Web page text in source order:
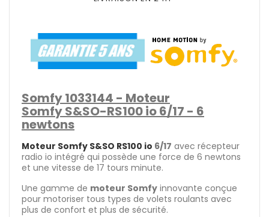
Somfy 1033144 - Moteur
Somfy S&SO-RS100 io 6/17 - 6
newtons
Moteur Somfy S&SO RS100 io 6/17 avec récepteur
radio io intégré qui possède une force de 6 newtons
et une vitesse de 17 tours minute.
Une gamme de moteur Somfy innovante conçue
pour motoriser tous types de volets roulants avec
plus de confort et plus de sécurité.